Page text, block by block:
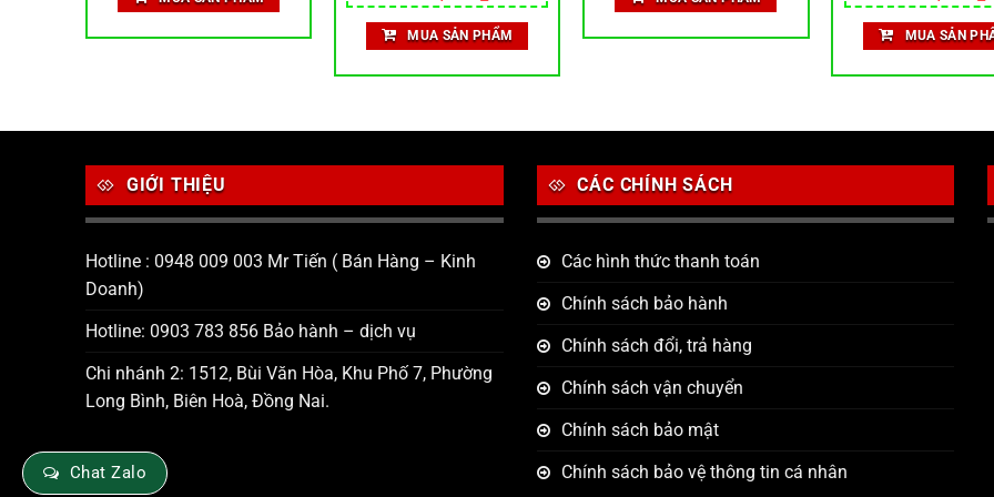
Gương Chiếu Hậu134,200 ₫.
hạng5.00
5 sao
gốc
là:
200,000 ₫.
hiện
tại
là:
158,900 ₫.
MUA SẢN PHẨM
gương chiếu hậu370,700 ₫.
hạng5.00
5 sao
gốc
là:
170,000 ₫.
MUA SẢN
GIỚI THIỆU
Hotline : 0948 009 003 Mr Tiến ( Bán Hàng – Kinh
Doanh)
Hotline: 0903 783 856 Bảo hành – dịch vụ
Chi nhánh 2: 1512, Bùi Văn Hòa, Khu Phố 7, Phường
Long Bình, Biên Hoà, Đồng Nai.
CÁC CHÍNH SÁCH
Các hình thức thanh toán
Chính sách bảo hành
Chính sách đổi, trả hàng
Chính sách vận chuyển
Chính sách bảo mật
Chính sách bảo vệ thông tin cá nhân
Chat Zalo